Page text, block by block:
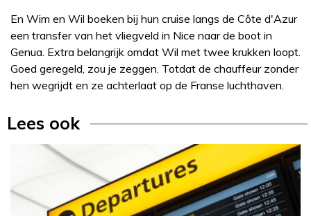
En Wim en Wil boeken bij hun cruise langs de Côte d'Azur
een transfer van het vliegveld in Nice naar de boot in
Genua. Extra belangrijk omdat Wil met twee krukken loopt.
Goed geregeld, zou je zeggen. Totdat de chauffeur zonder
hen wegrijdt en ze achterlaat op de Franse luchthaven.
Lees ook